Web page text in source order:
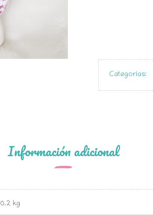
Categorías:
Información adicional
0.2 kg